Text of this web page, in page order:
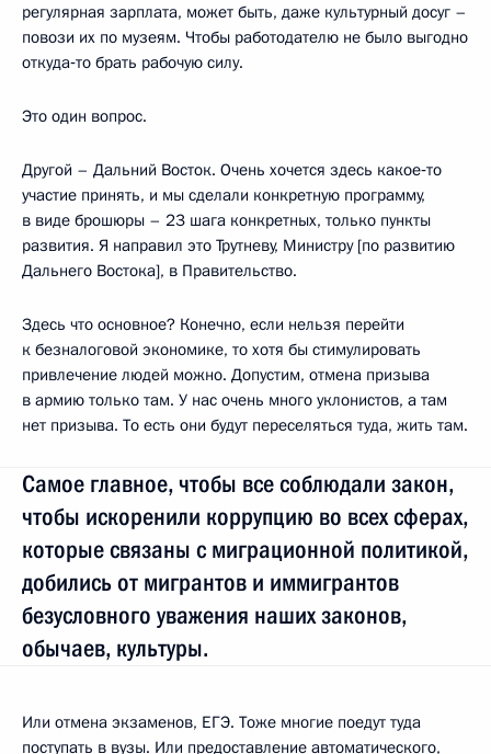
регулярная зарплата, может быть, даже культурный досуг –
повози их по музеям. Чтобы работодателю не было выгодно
откуда‑то брать рабочую силу.
Это один вопрос.
Другой – Дальний Восток. Очень хочется здесь какое‑то
участие принять, и мы сделали конкретную программу,
в виде брошюры – 23 шага конкретных, только пункты
развития. Я направил это Трутневу, Министру [по развитию
Дальнего Востока], в Правительство.
Здесь что основное? Конечно, если нельзя перейти
к безналоговой экономике, то хотя бы стимулировать
привлечение людей можно. Допустим, отмена призыва
в армию только там. У нас очень много уклонистов, а там
нет призыва. То есть они будут переселяться туда, жить там.
Самое главное, чтобы все соблюдали закон,
чтобы искоренили коррупцию во всех сферах,
которые связаны с миграционной политикой,
добились от мигрантов и иммигрантов
безусловного уважения наших законов,
обычаев, культуры.
Или отмена экзаменов, ЕГЭ. Тоже многие поедут туда
поступать в вузы. Или предоставление автоматического,